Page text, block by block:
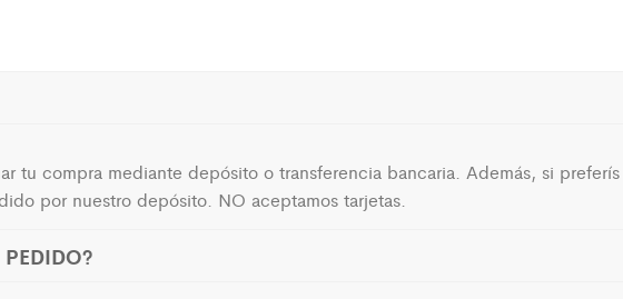
tu compra mediante depósito o transferencia bancaria. Además, si
por nuestro depósito. NO aceptamos tarjetas.